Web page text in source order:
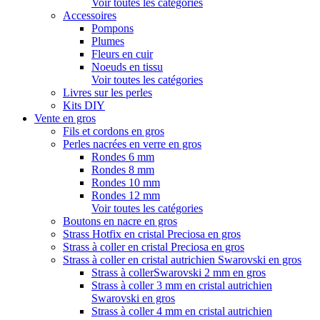
Voir toutes les catégories
Accessoires
Pompons
Plumes
Fleurs en cuir
Noeuds en tissu
Voir toutes les catégories
Livres sur les perles
Kits DIY
Vente en gros
Fils et cordons en gros
Perles nacrées en verre en gros
Rondes 6 mm
Rondes 8 mm
Rondes 10 mm
Rondes 12 mm
Voir toutes les catégories
Boutons en nacre en gros
Strass Hotfix en cristal Preciosa en gros
Strass à coller en cristal Preciosa en gros
Strass à coller en cristal autrichien Swarovski en gros
Strass à collerSwarovski 2 mm en gros
Strass à coller 3 mm en cristal autrichien
Swarovski en gros
Strass à coller 4 mm en cristal autrichien